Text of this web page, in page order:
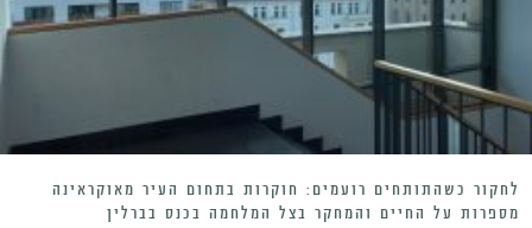
לחקור כשהתותחים רועמים: חוקרות בתחום העיר מאוקראינה
מספרות על החיים והמחקר בצל המלחמה בכנס בברלין